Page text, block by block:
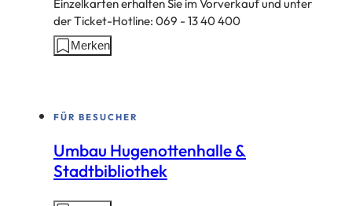
Einzelkarten erhalten Sie im Vorverkauf und unter
der Ticket-Hotline: 069 - 13 40 400
Aktionen
Merken
FÜR BESUCHER
Umbau Hugenottenhalle &
Stadtbibliothek